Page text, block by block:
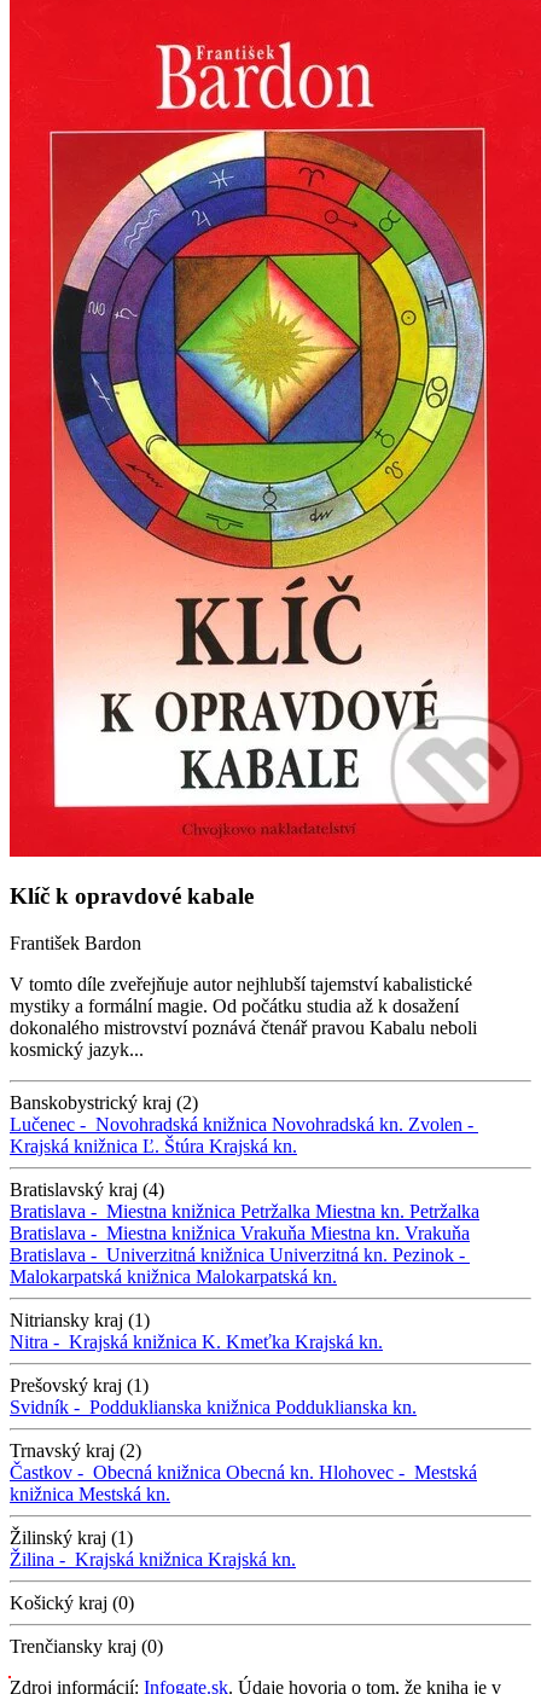
Klíč k opravdové kabale
František Bardon
V tomto díle zveřejňuje autor nejhlubší tajemství kabalistické
mystiky a formální magie. Od počátku studia až k dosažení
dokonalého mistrovství poznává čtenář pravou Kabalu neboli
kosmický jazyk...
Banskobystrický kraj (2)
Lučenec - Novohradská knižnica Novohradská kn. Zvolen -
Krajská knižnica Ľ. Štúra Krajská kn.
Bratislavský kraj (4)
Bratislava - Miestna knižnica Petržalka Miestna kn. Petržalka
Bratislava - Miestna knižnica Vrakuňa Miestna kn. Vrakuňa
Bratislava - Univerzitná knižnica Univerzitná kn. Pezinok -
Malokarpatská knižnica Malokarpatská kn.
Nitriansky kraj (1)
Nitra - Krajská knižnica K. Kmeťka Krajská kn.
Prešovský kraj (1)
Svidník - Podduklianska knižnica Podduklianska kn.
Trnavský kraj (2)
Častkov - Obecná knižnica Obecná kn. Hlohovec - Mestská
knižnica Mestská kn.
Žilinský kraj (1)
Žilina - Krajská knižnica Krajská kn.
Košický kraj (0)
Trenčiansky kraj (0)
Zdroj informácií: Infogate.sk. Údaje hovoria o tom, že kniha je v